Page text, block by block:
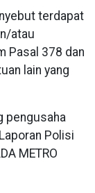
terdapat
atau
Pasal 378 dan
lain yang
pengusaha
Polisi
METRO